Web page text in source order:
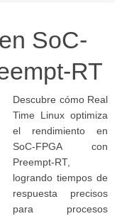
SoC-
RT
Descubre cómo Real
Time Linux optimiza
el rendimiento en
SoC-FPGA con
Preempt-RT,
logrando tiempos de
respuesta precisos
para procesos